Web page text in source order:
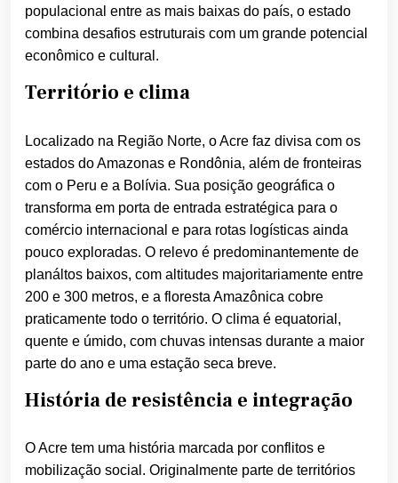
populacional entre as mais baixas do país, o estado
combina desafios estruturais com um grande potencial
econômico e cultural.
Território e clima
Localizado na Região Norte, o Acre faz divisa com os
estados do Amazonas e Rondônia, além de fronteiras
com o Peru e a Bolívia. Sua posição geográfica o
transforma em porta de entrada estratégica para o
comércio internacional e para rotas logísticas ainda
pouco exploradas. O relevo é predominantemente de
planáltos baixos, com altitudes majoritariamente entre
200 e 300 metros, e a floresta Amazônica cobre
praticamente todo o território. O clima é equatorial,
quente e úmido, com chuvas intensas durante a maior
parte do ano e uma estação seca breve.
História de resistência e integração
O Acre tem uma história marcada por conflitos e
mobilização social. Originalmente parte de territórios